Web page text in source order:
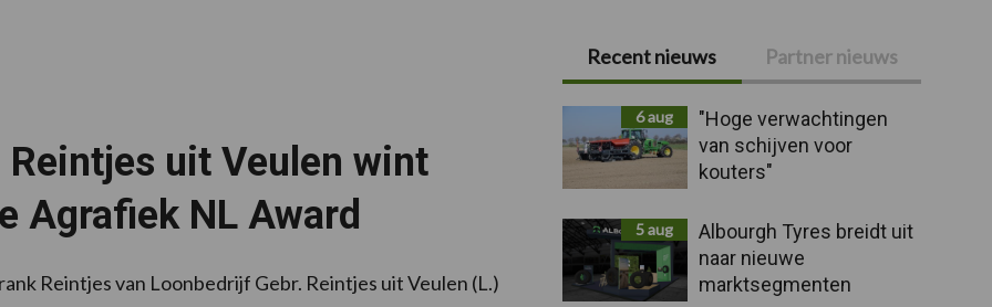
Reintjes uit Veulen wint
Agrafiek NL Award
Reintjes van Loonbedrijf Gebr. Reintjes uit Veulen (L.)
Primaire
Sidebar
Recent nieuws Partner nieuws
6 aug
"Hoge verwachtingen
van schijven voor
kouters"
5 aug
Albourgh Tyres breidt uit
naar nieuwe
marktsegmenten